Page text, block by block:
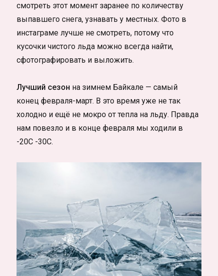
смотреть этот момент заранее по количеству
выпавшего снега, узнавать у местных. Фото в
инстаграме лучше не смотреть, потому что
кусочки чистого льда можно всегда найти,
сфотографировать и выложить.
Лучший сезон на зимнем Байкале — самый
конец февраля-март. В это время уже не так
холодно и ещё не мокро от тепла на льду. Правда
нам повезло и в конце февраля мы ходили в
-20С -30С.